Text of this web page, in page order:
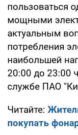
пользоваться
мощными
актуальным
потребления
наибольшей
20:00 до 23:00
службе ПАО
Читайте:
покупать